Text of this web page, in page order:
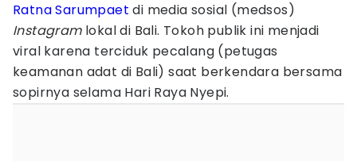
Ratna Sarumpaet di media sosial (medsos)
Instagramlokal di Bali. Tokoh publik ini menjadi
viral karena terciduk pecalang (petugas
keamanan adat di Bali) saat berkendara bersama
sopirnya selama Hari Raya Nyepi.